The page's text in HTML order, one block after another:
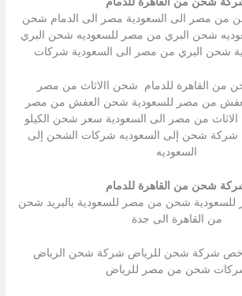
من مصر الى السعودية مصر الى الدمام شحن
شحن البري من مصر للسعوديه شحن البري
شحن البري من مصر الى السعودية شركات
من القاهرة للدمام شحن االاثاث من مصر
من مصر للسعودية شحن العفش من مصر
الاثاث من مصر الى السعودية سعر شحن الكيلو
شركة شحن إلى السعوديه شركات الشحن إلى
السعوديه
شحن من القاهرة للدمام
شحن من مصر للسعودية بالبريد شحن
من القاهرة الى جدة
شركة شحن للرياض شركة شحن الرياض
شحن من مصر للرياض